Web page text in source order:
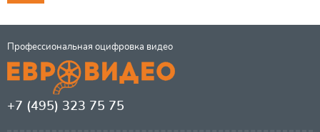
Профессиональная оцифровка видео
+7 (495) 323 75 75